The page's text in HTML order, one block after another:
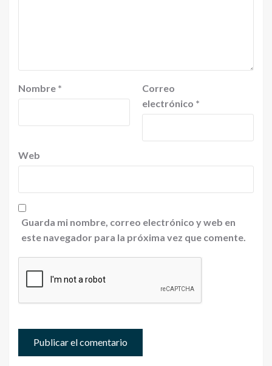
Nombre *
Correo
electrónico *
Web
Guarda mi nombre, correo electrónico y web en
este navegador para la próxima vez que comente.